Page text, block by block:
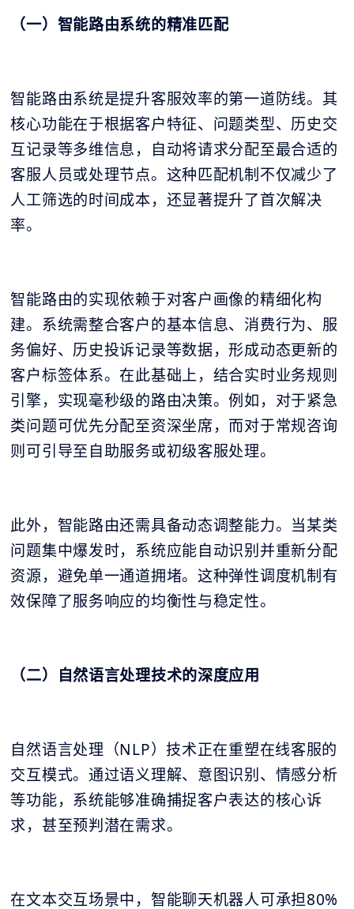
（一）智能路由系统的精准匹配
智能路由系统是提升客服效率的第一道防线。其
核心功能在于根据客户特征、问题类型、历史交
互记录等多维信息，自动将请求分配至最合适的
客服人员或处理节点。这种匹配机制不仅减少了
人工筛选的时间成本，还显著提升了首次解决
率。
智能路由的实现依赖于对客户画像的精细化构
建。系统需整合客户的基本信息、消费行为、服
务偏好、历史投诉记录等数据，形成动态更新的
客户标签体系。在此基础上，结合实时业务规则
引擎，实现毫秒级的路由决策。例如，对于紧急
类问题可优先分配至资深坐席，而对于常规咨询
则可引导至自助服务或初级客服处理。
此外，智能路由还需具备动态调整能力。当某类
问题集中爆发时，系统应能自动识别并重新分配
资源，避免单一通道拥堵。这种弹性调度机制有
效保障了服务响应的均衡性与稳定性。
（二）自然语言处理技术的深度应用
自然语言处理（NLP）技术正在重塑在线客服的
交互模式。通过语义理解、意图识别、情感分析
等功能，系统能够准确捕捉客户表达的核心诉
求，甚至预判潜在需求。
在文本交互场景中，智能聊天机器人可承担80%